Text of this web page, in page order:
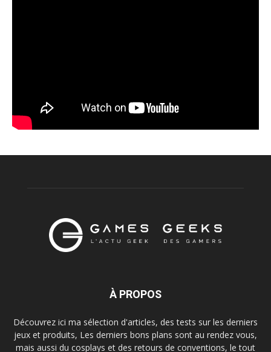
À PROPOS
Découvrez ici ma sélection d'articles, des tests sur les derniers
jeux et produits, Les derniers bons plans sont au rendez vous,
mais aussi du cosplays et des retours de conventions, le tout